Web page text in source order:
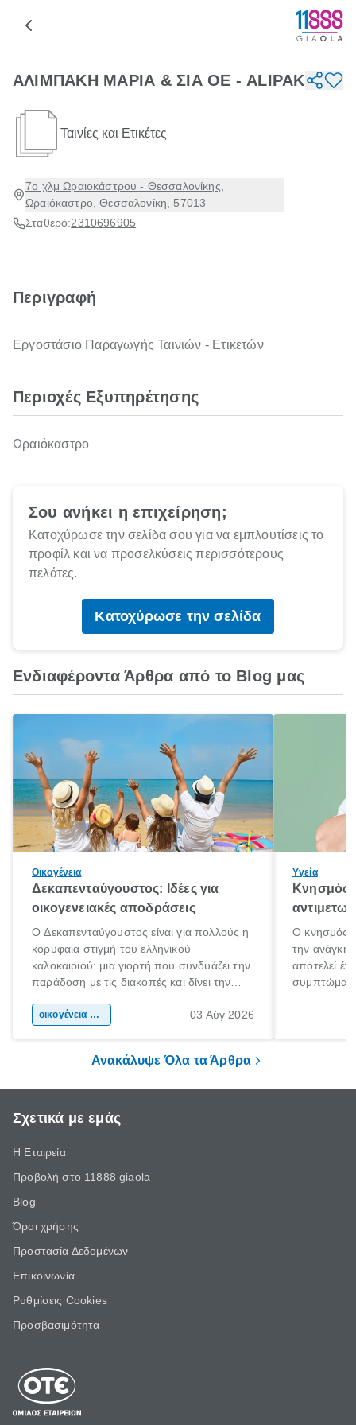
ΑΛΙΜΠΑΚΗ ΜΑΡΙΑ & ΣΙΑ ΟΕ - ALIPAK
Ταινίες και Ετικέτες
7ο χλμ Ωραιοκάστρου - Θεσσαλονίκης,
Ωραιόκαστρο, Θεσσαλονίκη, 57013
Σταθερό:2310696905
Περιγραφή
Εργοστάσιο Παραγωγής Ταινιών - Ετικετών
Περιοχές Εξυπηρέτησης
Ωραιόκαστρο
Σου ανήκει η επιχείρηση;
Κατοχύρωσε την σελίδα σου για να εμπλουτίσεις το
προφίλ και να προσελκύσεις περισσότερους
πελάτες.
Κατοχύρωσε την σελίδα
Ενδιαφέροντα Άρθρα από το Blog μας
Οικογένεια
Δεκαπενταύγουστος: Ιδέες για
οικογενειακές αποδράσεις
Ο Δεκαπενταύγουστος είναι για πολλούς η
κορυφαία στιγμή του ελληνικού
καλοκαιριού: μια γιορτή που συνδυάζει την
παράδοση με τις διακοπές και δίνει την
χώρας. Είτε πρόκειται για λίγες μέρες
οικογένεια & παιδί 03 Αύγ 2026
Υγεία
Κνησμός:
Ο κνησμός
την ανάγκη
αποτελεί
Ανακάλυψε Όλα τα Άρθρα
Σχετικά με εμάς
Η Εταιρεία
Προβολή στο 11888 giaola
Blog
Όροι χρήσης
Προστασία Δεδομένων
Επικοινωνία
Ρυθμίσεις Cookies
Προσβασιμότητα